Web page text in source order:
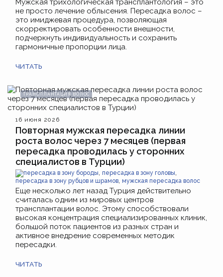
Мужская трихологическая трансплантология – это
не просто лечение облысения. Пересадка волос –
это имиджевая процедура, позволяющая
скорректировать особенности внешности,
подчеркнуть индивидуальность и сохранить
гармоничные пропорции лица.
ЧИТАТЬ
ТРАНСПЛАНТАЦИЯ ВОЛОС
16 июня 2026
Повторная мужская пересадка линии
роста волос через 7 месяцев (первая
пересадка проводилась у сторонних
специалистов в Турции)
пересадка в зону бороды,пересадка в зону головы,
пересадка в зону рубцов и шрамов ,мужская пересадка волос
Еще несколько лет назад Турция действительно
считалась одним из мировых центров
трансплантации волос. Этому способствовали
высокая концентрация специализированных клиник,
большой поток пациентов из разных стран и
активное внедрение современных методик
пересадки.
ЧИТАТЬ